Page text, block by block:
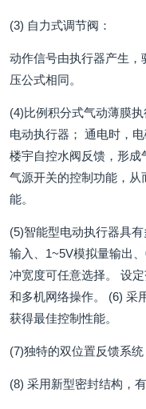
(3) 自力式调节阀：
动作信号由执行器产生
压公式相同。
(4)比例积分式气动薄膜
电动执行器； 通电时，
楼宇自控水阀反馈，形
气源开关的控制功能，
能。
(5)智能型电动执行器具
输入、1~5V模拟量输出
冲宽度可任意选择。 设
和多机网络操作。 (6) 采
获得最佳控制性能。
(7)独特的双位置反馈系
(8) 采用新型密封结构，